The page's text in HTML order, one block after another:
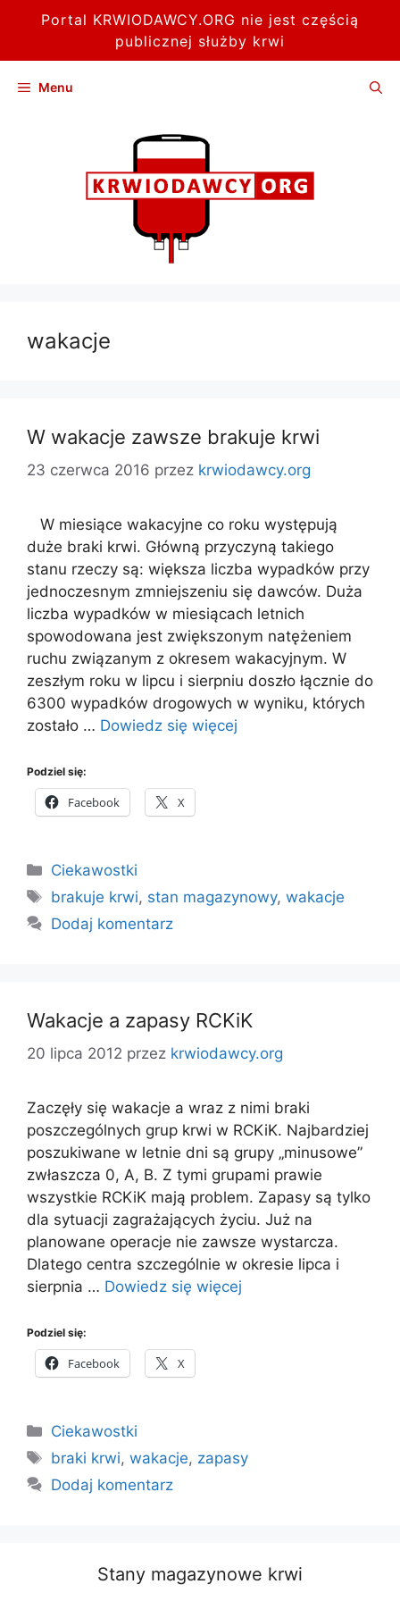
Portal KRWIODAWCY.ORG nie jest częścią
publicznej służby krwi
Menu
wakacje
W wakacje zawsze brakuje krwi
23 czerwca 2016 przez krwiodawcy.org
W miesiące wakacyjne co roku występują
duże braki krwi. Główną przyczyną takiego
stanu rzeczy są: większa liczba wypadków przy
jednoczesnym zmniejszeniu się dawców. Duża
liczba wypadków w miesiącach letnich
spowodowana jest zwiększonym natężeniem
ruchu związanym z okresem wakacyjnym. W
zeszłym roku w lipcu i sierpniu doszło łącznie do
6300 wypadków drogowych w wyniku, których
zostało … Dowiedz się więcej
Podziel się:
Facebook X
Kategorie
Ciekawostki
Tagi
brakuje krwi, stan magazynowy,wakacje
Dodaj komentarz
Wakacje a zapasy RCKiK
20 lipca 2012 przez krwiodawcy.org
Zaczęły się wakacje a wraz z nimi braki
poszczególnych grup krwi w RCKiK. Najbardziej
poszukiwane w letnie dni są grupy „minusowe”
zwłaszcza 0, A, B. Z tymi grupami prawie
wszystkie RCKiK mają problem. Zapasy są tylko
dla sytuacji zagrażających życiu. Już na
planowane operacje nie zawsze wystarcza.
Dlatego centra szczególnie w okresie lipca i
sierpnia … Dowiedz się więcej
Podziel się:
Facebook X
Kategorie
Ciekawostki
Tagi
braki krwi,wakacje, zapasy
Dodaj komentarz
Stany magazynowe krwi